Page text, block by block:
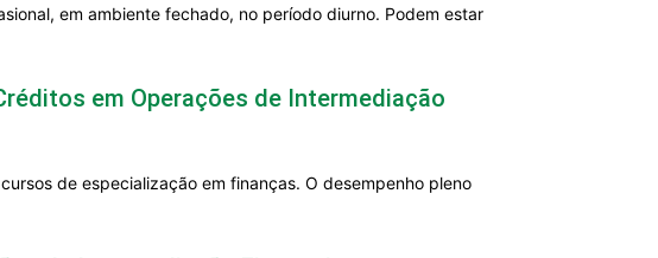
em ambiente fechado, no período diurno. Podem estar
em Operações de Intermediação
de especialização em finanças. O desempenho pleno